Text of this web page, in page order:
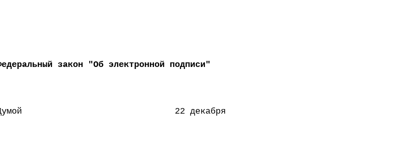
закон "Об электронной подписи"
Думой 22 декабря